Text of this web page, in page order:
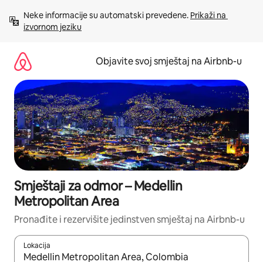
sadržaj
Neke informacije su automatski prevedene. Prikaži na
izvornom jeziku
Objavite svoj smještaj na Airbnb-u
Smještaji za odmor – Medellin
Metropolitan Area
Pronađite i rezervišite jedinstven smještaj na Airbnb-u
Lokacija
Kad su rezultati dostupni, možete da se krećete kroz njih